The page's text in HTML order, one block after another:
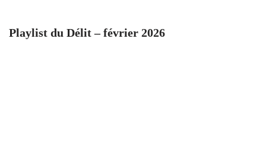
Playlist du Délit – février 2026